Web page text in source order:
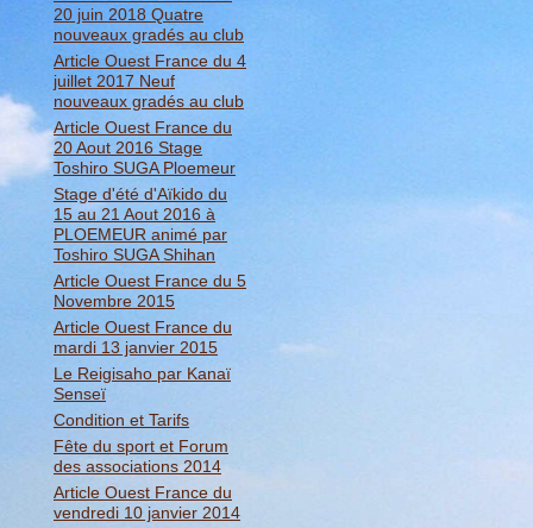
20 juin 2018 Quatre
nouveaux gradés au club
Article Ouest France du 4
juillet 2017 Neuf
nouveaux gradés au club
Article Ouest France du
20 Aout 2016 Stage
Toshiro SUGA Ploemeur
Stage d'été d'Aïkido du
15 au 21 Aout 2016 à
PLOEMEUR animé par
Toshiro SUGA Shihan
Article Ouest France du 5
Novembre 2015
Article Ouest France du
mardi 13 janvier 2015
Le Reigisaho par Kanaï
Senseï
Condition et Tarifs
Fête du sport et Forum
des associations 2014
Article Ouest France du
vendredi 10 janvier 2014